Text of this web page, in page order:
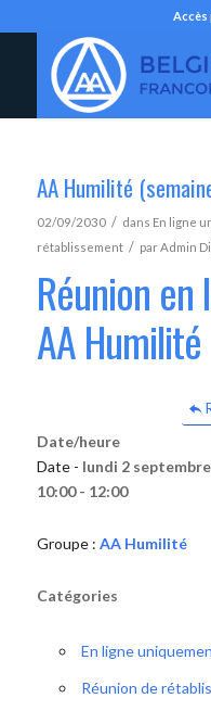
Accès
AA Humilité
02/09/2030 / dans En ligne
rétablissement / parAdmin
Réunion
AA Humilité
Date/heure
Date - lundi 2
10:00 - 12:00
Groupe : AA Humilité
Catégories
En ligne
Réunion de